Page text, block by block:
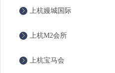
上杭嫚城国际
上杭M2会所
上杭宝马会